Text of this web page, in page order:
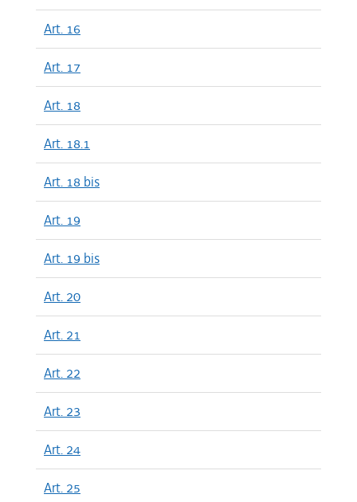
Art. 16
Art. 17
Art. 18
Art. 18.1
Art. 18 bis
Art. 19
Art. 19 bis
Art. 20
Art. 21
Art. 22
Art. 23
Art. 24
Art. 25